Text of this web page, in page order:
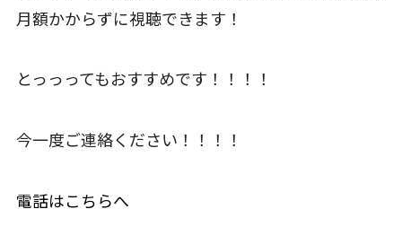
月額かからずに視聴できます！
とっっってもおすすめです！！！！
今一度ご連絡ください！！！！
電話はこちらへ